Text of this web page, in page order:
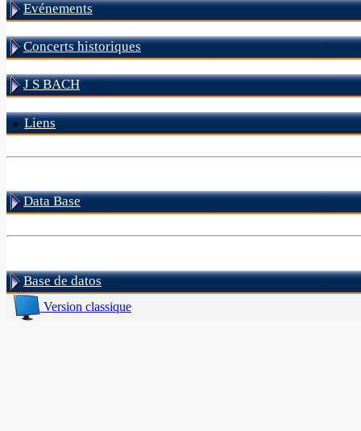
Evénements
Concerts historiques
J S BACH
Liens
Data Base
Base de datos
Version classique